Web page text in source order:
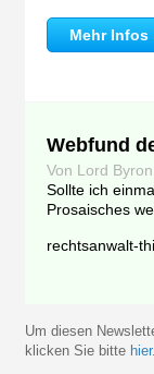
Mehr Infos
Webfund
Von Lord Byron
Sollte ich
Prosaisches
rechtsanwalt-
Um diesen
klicken Sie bitte hier.